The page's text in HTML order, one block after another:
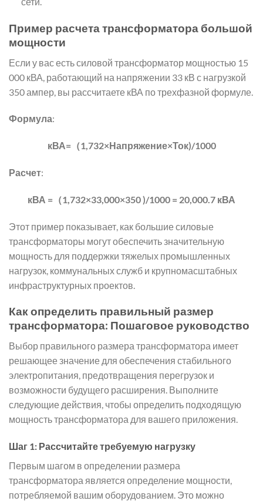
Пример расчета трансформатора большой
мощности
Если у вас есть силовой трансформатор мощностью 15
000 кВА, работающий на напряжении 33 кВ с нагрузкой
350 ампер, вы рассчитаете кВА по трехфазной формуле.
Формула:
кВА=（1,732×Напряжение×Ток)/1000
Расчет:
кВА =（1,732×33,000×350 )/1000 = 20,000.7 кВА
Этот пример показывает, как большие силовые
трансформаторы могут обеспечить значительную
мощность для поддержки тяжелых промышленных
нагрузок, коммунальных служб и крупномасштабных
инфраструктурных проектов.
Как определить правильный размер
трансформатора: Пошаговое руководство
Выбор правильного размера трансформатора имеет
решающее значение для обеспечения стабильного
электропитания, предотвращения перегрузок и
возможности будущего расширения. Выполните
следующие действия, чтобы определить подходящую
мощность трансформатора для вашего приложения.
Шаг 1: Рассчитайте требуемую нагрузку
Первым шагом в определении размера
трансформатора является определение мощности,
потребляемой вашим оборудованием. Это можно